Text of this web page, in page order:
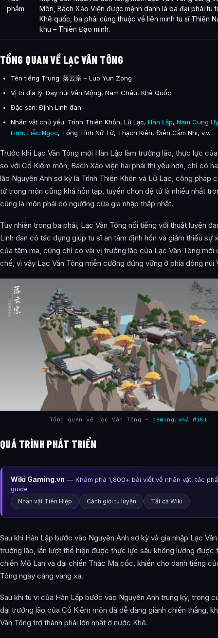
phẩm
Môn, Bách Xảo Viện được mệnh danh là ba đại phái tu
Khê quốc, ba phái cùng thuộc về liên minh tu sĩ Thiên
khu – Thiên Đạo minh.
TỔNG QUAN VỀ LẠC VÂN TÔNG
Tên tiếng Trung: 落云宗 – Luo Yun Zong
Vị trí địa lý: Dãy núi Vân Mộng, Nam Châu, Khê Quốc
Đặc sản: Định Linh đan
Nhân vật chủ yếu: Trình Thiên Khôn, Lữ Lạc, Hàn Lập, Nam Cung
Linh, Liễu Ngọc, Tống Tính Nữ Tử, Thạch Kiên, Điền Cầm Nhi, v.v.
Trước khi Lạc Vân Tông mời Hàn Lập làm trưởng lão, thực lực
so với Cổ Kiếm môn, Bách Xảo viện hai phái thì yếu hơn, chỉ có
lão Nguyên Anh sơ kỳ là Trình Thiên Khôn và Lữ Lạc, công pháp
tử trong môn cũng khá hỗn tạp, tuyển chọn đệ tử là nhiều nhất
cũng là môn phái có ngưỡng cửa gia nhập thấp nhất.
Tuy nhiên trong ba phái, Lạc Vân Tông nổi tiếng với thuật luyện
Linh đan có tác dụng giúp tu sĩ an tâm định hồn và giảm thiểu sự
của tâm ma, cũng chỉ có vài vị trưởng lão của Lạc Vân Tông mới
chế, vì vậy Lạc Vân Tông miễn cưỡng đứng vững ở phía đông núi
Tổng quan về Lạc Vân Tông – gaming.vn/ Wiki
QUÁ TRÌNH PHÁT TRIỂN
Wiki Gaming.vn — Khám phá 1,800+ bài viết về nhân vật, tác
guide
Nhân vật Tiên Hiệp Cảnh giới tu luyện Tất cả Wiki
Sau khi Hàn Lập bước vào Nguyên Anh sơ kỳ và gia nhập Lạc
trưởng lão, lần lượt thể hiện được thực lực sâu không lường được
chiến Mộ Lan và đại chiến Thác Ma cốc, khiến cho danh tiếng
Tông ngày càng vang xa.
Sau khi tu vi của Hàn Lập bước vào Nguyên Anh trung kỳ, trong
đại trưởng lão của Cổ Kiếm môn đã dễ dàng giành chiến thắng,
Vân Tông trở thành phái lớn nhất ở nước Khê.